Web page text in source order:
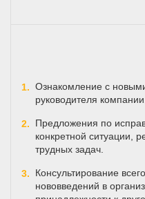
Ознакомление с
руководителя компании.
Предложения по
конкретной ситуации,
трудных задач.
Консультирование
нововведений в